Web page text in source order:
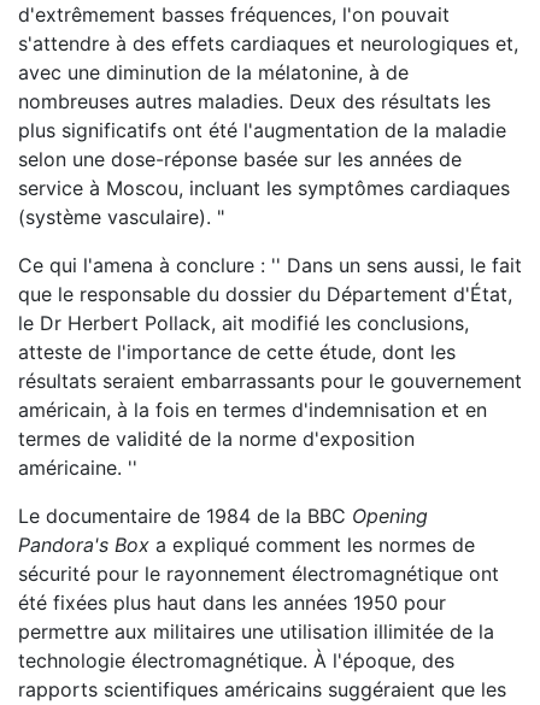
d'extrêmement basses fréquences, l'on pouvait
s'attendre à des effets cardiaques et neurologiques et,
avec une diminution de la mélatonine, à de
nombreuses autres maladies. Deux des résultats les
plus significatifs ont été l'augmentation de la maladie
selon une dose-réponse basée sur les années de
service à Moscou, incluant les symptômes cardiaques
(système vasculaire). "
Ce qui l'amena à conclure : '' Dans un sens aussi, le fait
que le responsable du dossier du Département d'État,
le Dr Herbert Pollack, ait modifié les conclusions,
atteste de l'importance de cette étude, dont les
résultats seraient embarrassants pour le gouvernement
américain, à la fois en termes d'indemnisation et en
termes de validité de la norme d'exposition
américaine. ''
Le documentaire de 1984 de la BBC Opening
Pandora's Box a expliqué comment les normes de
sécurité pour le rayonnement électromagnétique ont
été fixées plus haut dans les années 1950 pour
permettre aux militaires une utilisation illimitée de la
technologie électromagnétique. À l'époque, des
rapports scientifiques américains suggéraient que les